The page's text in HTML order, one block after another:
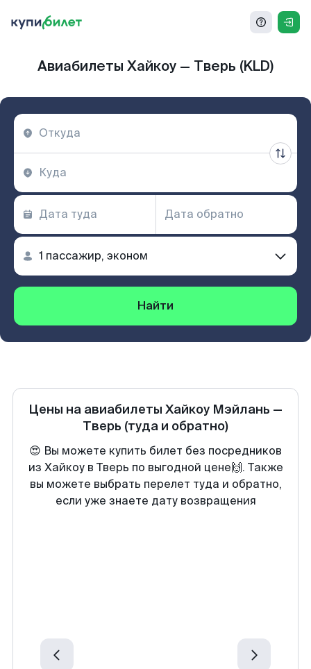
Авиабилеты Хайкоу — Тверь (KLD)
Найти
Цены на авиабилеты Хайкоу Мэйлань —
Тверь (туда и обратно)
😍 Вы можете купить билет без посредников
из Хайкоу в Тверь по выгодной цене🙌. Также
вы можете выбрать перелет туда и обратно,
если уже знаете дату возвращения